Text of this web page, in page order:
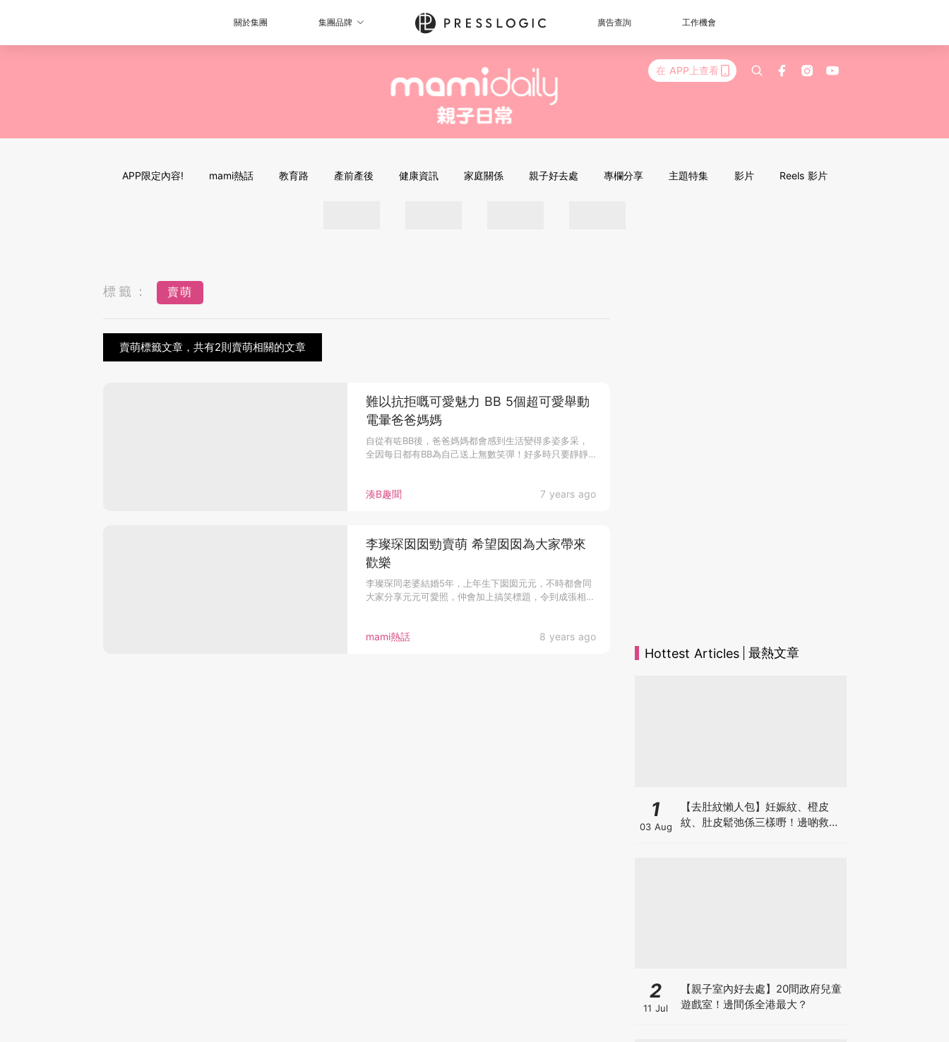
關於集團 集團品牌 廣告查詢 工作機會
在 APP上查看
APP限定內容! mami熱話 教育路 產前產後 健康資訊 家庭關係 親子好去處 專欄分享 主題特集 影片 Reels 影片
標籤： 賣萌
賣萌標籤文章，共有2則賣萌相關的文章
湊B趣聞 7 years ago
難以抗拒嘅可愛魅力 BB 5個超可愛舉動
電暈爸爸媽媽
自從有咗BB後，爸爸媽媽都會感到生活變得多姿多采，
全因每日都有BB為自己送上無數笑彈！好多時只要靜靜
mami熱話 8 years ago
李璨琛囡囡勁賣萌 希望囡囡為大家帶來
歡樂
李璨琛同老婆結婚5年，上年生下囡囡元元，不時都會同
大家分享元元可愛照，仲會加上搞笑標題，令到成張相真
Hottest Articles 最熱文章
1
03 Aug
【去肚紋懶人包】妊娠紋、橙皮
紋、肚皮鬆弛係三樣嘢！邊啲救得
2
11 Jul
【親子室內好去處】20間政府兒童
遊戲室！邊間係全港最大？